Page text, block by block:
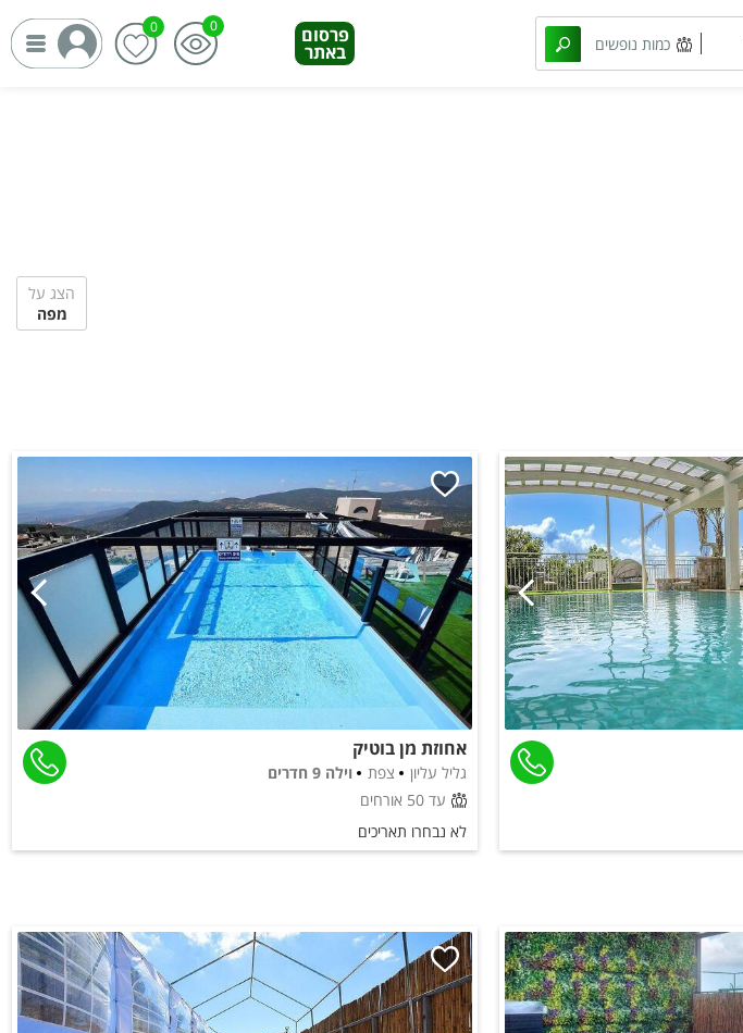
פרסום
באתר כמות נופשים
הצג על
מפה
אחוזת מן בוטיק
גליל עליון צפת
וילה 9 חדרים
עד 50 אורחים
לא נבחרו תאריכים